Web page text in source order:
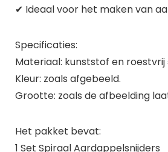
✔ Ideaal voor het maken van
Specificaties:
Materiaal: kunststof en roestvrij
Kleur: zoals afgebeeld.
Grootte: zoals de afbeelding
Het pakket bevat:
1 Set Spiraal Aardappelsnijders